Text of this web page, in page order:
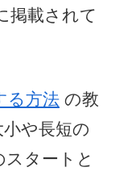
掲載されて
る方法 の教
や長短の
スタートと